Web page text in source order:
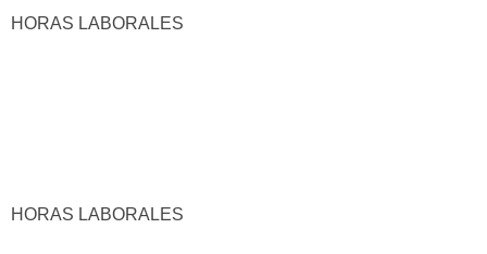
HORAS LABORALES
HORAS LABORALES